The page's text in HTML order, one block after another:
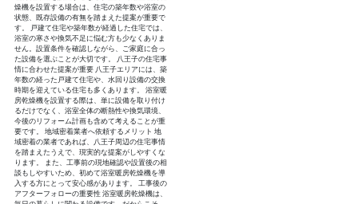
燥機を設置する場合は、住宅の築年数や浴室の
状態、既存設備の有無を踏まえた提案が重要で
す。 戸建て住宅や築年数が経過した住宅では、
浴室の寒さや換気不足に悩む方も少なくありま
せん。設置条件を確認しながら、ご家庭に合っ
た設備を選ぶことが大切です。 八王子の住宅事
情に合わせた提案が重要 八王子エリアには、築
年数の経った戸建て住宅や、水回り設備の交換
時期を迎えている住宅も多くあります。 浴室暖
房乾燥機を設置する際は、単に設備を取り付け
るだけでなく、浴室全体の断熱性や換気環境、
今後のリフォーム計画も含めて考えることが重
要です。 地域密着業者へ依頼するメリット 地
域密着の業者であれば、八王子周辺の住宅事情
を踏まえたうえで、現実的な提案がしやすくな
ります。 また、工事前の現地確認や設置後の相
談もしやすいため、初めて浴室暖房乾燥機を導
入する方にとって安心感があります。 工事後の
アフターフォローの重要性 浴室暖房乾燥機は、